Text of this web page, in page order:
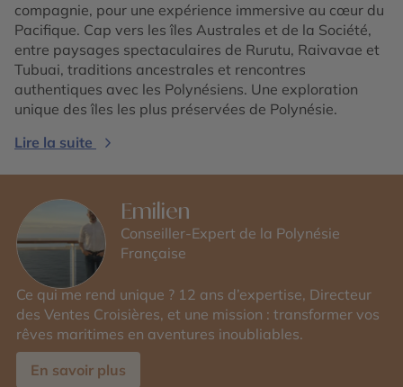
compagnie, pour une expérience immersive au cœur du
Pacifique. Cap vers les îles Australes et de la Société,
entre paysages spectaculaires de Rurutu, Raivavae et
Tubuai, traditions ancestrales et rencontres
authentiques avec les Polynésiens. Une exploration
unique des îles les plus préservées de Polynésie.
Lire la suite
Emilien
Conseiller-Expert de la Polynésie
Française
Ce qui me rend unique ? 12 ans d’expertise, Directeur
des Ventes Croisières, et une mission : transformer vos
rêves maritimes en aventures inoubliables.
En savoir plus